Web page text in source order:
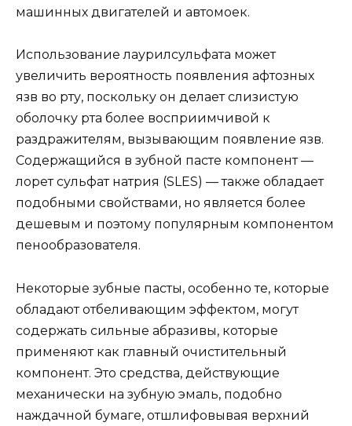
машинных двигателей и автомоек.
Использование лаурилсульфата может
увеличить вероятность появления афтозных
язв во рту, поскольку он делает слизистую
оболочку рта более восприимчивой к
раздражителям, вызывающим появление язв.
Содержащийся в зубной пасте компонент —
лорет сульфат натрия (SLES) — также обладает
подобными свойствами, но является более
дешевым и поэтому популярным компонентом
пенообразователя.
Некоторые зубные пасты, особенно те, которые
обладают отбеливающим эффектом, могут
содержать сильные абразивы, которые
применяют как главный очистительный
компонент. Это средства, действующие
механически на зубную эмаль, подобно
наждачной бумаге, отшлифовывая верхний